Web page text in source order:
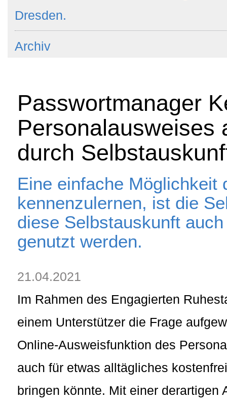
Dresden.
Archiv
Passwortmanager
Personalausweises
durch
Eine einfache Möglichkeit
kennenzulernen, ist die
diese Selbstauskunft
genutzt werden.
21.04.2021
Im Rahmen des Engagierten
einem Unterstützer die Frage
Online-Ausweisfunktion des
auch für etwas alltägliches
bringen könnte. Mit einer derartigen